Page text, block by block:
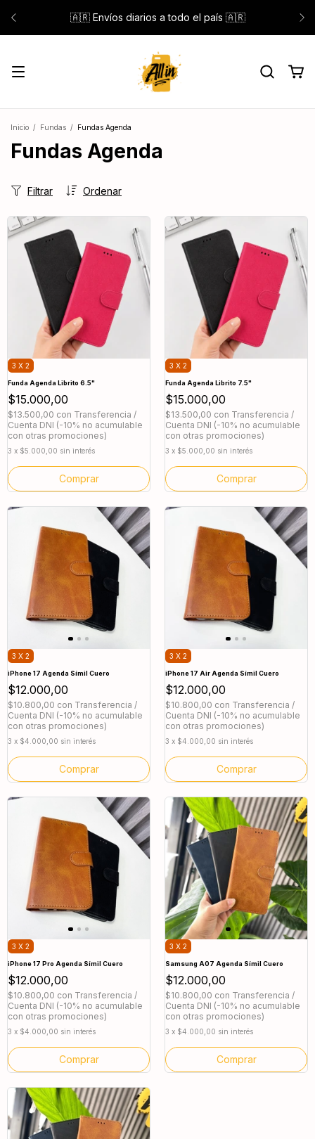
🇦🇷 Envíos diarios a todo el país 🇦🇷
Inicio / Fundas / Fundas Agenda
Fundas Agenda
Ordenar
Filtrar
3 X 2
Funda Agenda Librito 6.5"
$15.000,00
$13.500,00 con Transferencia /
Cuenta DNI (-10% no acumulable
con otras promociones)
3 x $5.000,00 sin interés
3 X 2
Funda Agenda Librito 7.5"
$15.000,00
$13.500,00 con Transferencia /
Cuenta DNI (-10% no acumulable
con otras promociones)
3 x $5.000,00 sin interés
3 X 2
iPhone 17 Agenda Símil Cuero
$12.000,00
$10.800,00 con Transferencia /
Cuenta DNI (-10% no acumulable
con otras promociones)
3 x $4.000,00 sin interés
Comprar
3 X 2
iPhone 17 Air Agenda Símil Cuero
$12.000,00
$10.800,00 con Transferencia /
Cuenta DNI (-10% no acumulable
con otras promociones)
3 x $4.000,00 sin interés
Comprar
3 X 2
iPhone 17 Pro Agenda Símil Cuero
$12.000,00
$10.800,00 con Transferencia /
Cuenta DNI (-10% no acumulable
con otras promociones)
3 x $4.000,00 sin interés
Comprar
3 X 2
Samsung A07 Agenda Símil Cuero
$12.000,00
$10.800,00 con Transferencia /
Cuenta DNI (-10% no acumulable
con otras promociones)
3 x $4.000,00 sin interés
Comprar